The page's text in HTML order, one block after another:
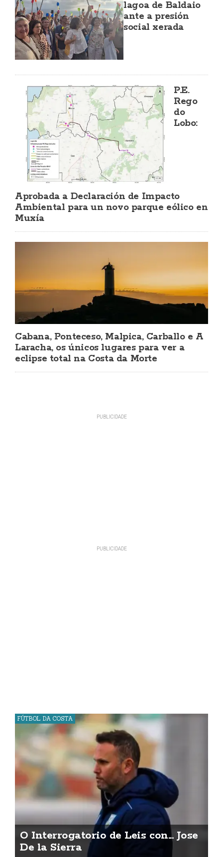
lagoa de Baldaio
ante a presión
social xerada
P.E.
Rego
do
Lobo:
Aprobada a Declaración de Impacto
Ambiental para un novo parque eólico en
Muxía
Cabana, Ponteceso, Malpica, Carballo e A
Laracha, os únicos lugares para ver a
eclipse total na Costa da Morte
FÚTBOL DA COSTA
O Interrogatorio de Leis con... Jose
De la Sierra